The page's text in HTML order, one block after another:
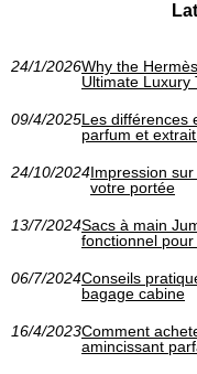
24/1/2026Why the
Ultimate Luxury
09/4/2025Les différences
parfum et
24/10/2024Impression
votre portée
13/7/2024Sacs à main
fonctionnel
06/7/2024Conseils
bagage cabine
16/4/2023Comment
amincissant